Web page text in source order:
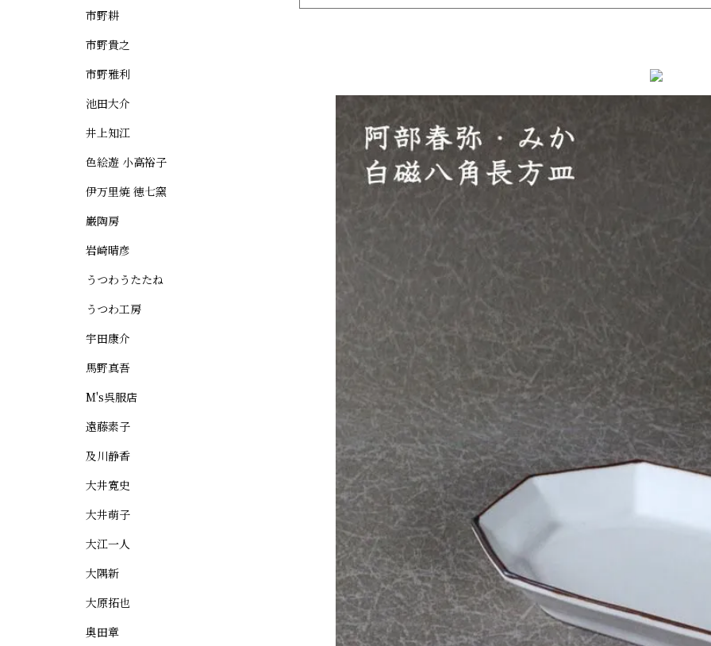
市野耕
市野貴之
市野雅利
池田大介
井上知江
色絵遊 小高裕子
伊万里焼 徳七窯
巌陶房
岩崎晴彦
うつわうたたね
うつわ工房
宇田康介
馬野真吾
M's呉服店
遠藤素子
及川静香
大井寛史
大井萌子
大江一人
大隅新
大原拓也
奥田章